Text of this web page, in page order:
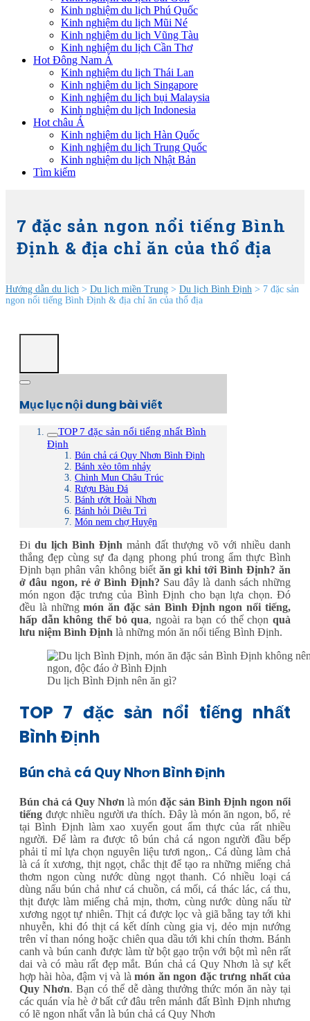
Kinh nghiệm du lịch Phú Quốc
Kinh nghiệm du lịch Mũi Né
Kinh nghiệm du lịch Vũng Tàu
Kinh nghiệm du lịch Cần Thơ
Hot Đông Nam Á
Kinh nghiệm du lịch Thái Lan
Kinh nghiệm du lịch Singapore
Kinh nghiệm du lịch bụi Malaysia
Kinh nghiệm du lịch Indonesia
Hot châu Á
Kinh nghiệm du lịch Hàn Quốc
Kinh nghiệm du lịch Trung Quốc
Kinh nghiệm du lịch Nhật Bản
Tìm kiếm
7 đặc sản ngon nổi tiếng Bình
Định & địa chỉ ăn của thổ địa
Hướng dẫn du lịch > Du lịch miền Trung > Du lịch Bình Định > 7 đặc sản
ngon nổi tiếng Bình Định & địa chỉ ăn của thổ địa
Mục lục nội dung bài viết
TOP 7 đặc sản nổi tiếng nhất Bình
Định
Bún chả cá Quy Nhơn Bình Định
Bánh xèo tôm nhảy
Chình Mun Châu Trúc
Rượu Bàu Đá
Bánh ướt Hoài Nhơn
Bánh hỏi Diêu Trì
Món nem chợ Huyện
Đi du lịch Bình Định mảnh đất thượng võ với nhiều danh
thắng đẹp cùng sự đa dạng phong phú trong ẩm thực Bình
Định bạn phân vân không biết ăn gì khi tới Bình Định? ăn
ở đâu ngon, rẻ ở Bình Định? Sau đây là danh sách những
món ngon đặc trưng của Bình Định cho bạn lựa chọn. Đó
đều là nhữngmón ăn đặc sản Bình Định ngon nổi tiếng,
hấp dẫn không thể bỏ qua, ngoài ra bạn có thể chọnquà
lưu niệm Bình Định là những món ăn nổi tiếng Bình Định.
Du lịch Bình Định nên ăn gì?
TOP 7 đặc sản nổi tiếng nhất
Bình Định
Bún chả cá Quy Nhơn Bình Định
Bún chả cá Quy Nhơn là món đặc sản Bình Định ngon nổi
tiếng được nhiều người ưa thích. Đây là món ăn ngon, bổ, rẻ
tại Bình Định làm xao xuyến gout ẩm thực của rất nhiều
người. Để làm ra được tô bún chả cá ngon người đầu bếp
phải tỉ mỉ lựa chọn nguyên liệu tươi ngon,. Cá dùng làm chả
là cá ít xương, thịt ngọt, chắc thịt để tạo ra những miếng chả
thơm ngon cùng nước dùng ngọt thanh. Có nhiều loại cá
dùng nấu bún chả như cá chuồn, cá mối, cá thác lác, cá thu,
thịt được làm miếng chả mịn, thơm, cùng nước dùng nấu từ
xương ngọt tự nhiên. Thịt cá được lọc và giã bằng tay tới khi
nhuyễn, khi đó thịt cá kết dính cùng gia vị, dẻo mịn nướng
trên vỉ than nóng hoặc chiên qua dầu tới khi chín thơm. Bánh
canh và bún canh được làm từ bột gạo trộn với bột mì nên rất
dai và có màu rất đẹp mắt. Bún chả cá Quy Nhơn là sự kết
hợp hài hòa, đậm vị và làmón ăn ngon đặc trưng nhất của
Quy Nhơn. Bạn có thể dễ dàng thưởng thức món ăn này tại
các quán vỉa hè ở bất cứ đâu trên mảnh đất Bình Định nhưng
có lẽ ngon nhất vẫn là bún chả cá Quy Nhơn